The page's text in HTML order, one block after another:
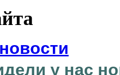
у нас